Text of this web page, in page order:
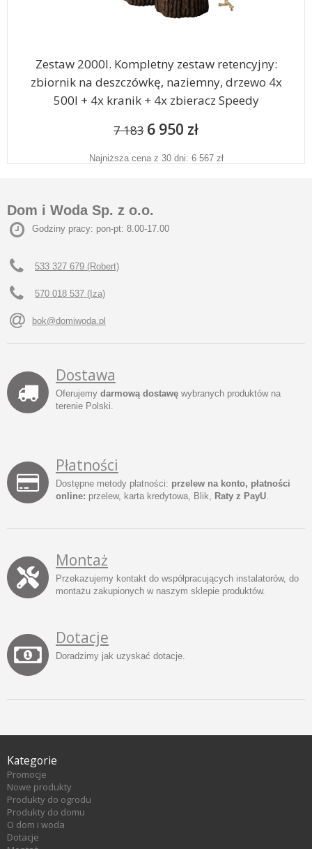
Zestaw 2000l. Kompletny zestaw retencyjny:
zbiornik na deszczówkę, naziemny, drzewo 4x
500l + 4x kranik + 4x zbieracz Speedy
7 183 6 950 zł
Najniższa cena z 30 dni: 6 567 zł
Dom i Woda Sp. z o.o.
Godziny pracy: pon-pt: 8.00-17.00
533 327 679 (Robert)
570 018 537 (Iza)
bok@domiwoda.pl
Dostawa
Oferujemy darmową dostawę wybranych produktów na
terenie Polski.
Płatności
Dostępne metody płatności: przelew na konto, płatności
online: przelew, karta kredytowa, Blik, Raty z PayU.
Montaż
Przekazujemy kontakt do współpracujących instalatorów, do
montażu zakupionych w naszym sklepie produktów.
Dotacje
Doradzimy jak uzyskać dotacje.
Kategorie
Promocje
Nowe produkty
Produkty do ogrodu
Produkty do domu
O dom i woda
Dotacje